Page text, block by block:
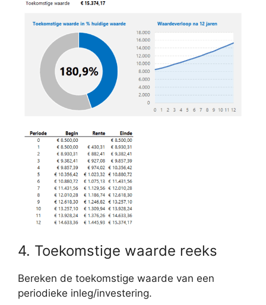
4. Toekomstige waarde reeks
Bereken de toekomstige waarde van een
periodieke inleg/investering.